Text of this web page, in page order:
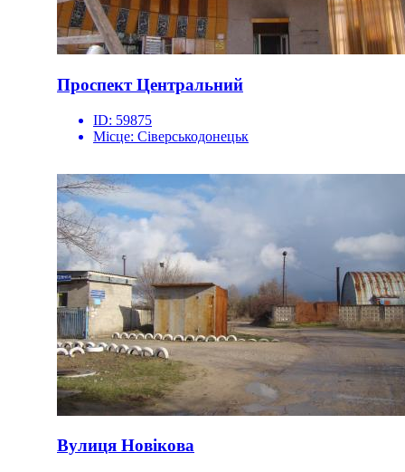
Проспект Центральний
ID: 59875
Місце: Сіверськодонецьк
Вулиця Новікова